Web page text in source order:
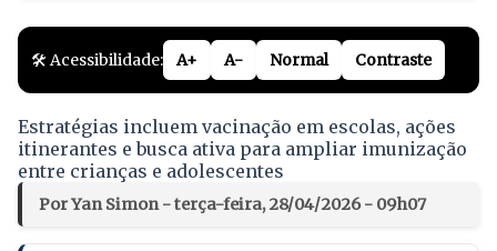
🛠️ Acessibilidade: A+ A- Normal Contraste
Estratégias incluem vacinação em escolas, ações
itinerantes e busca ativa para ampliar imunização
entre crianças e adolescentes
Por Yan Simon - terça-feira, 28/04/2026 - 09h07